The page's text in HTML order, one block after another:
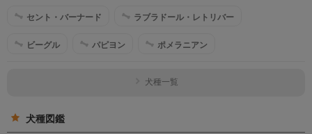
セント・バーナード ラブラドール・レトリバー
ビーグル パピヨン ポメラニアン
犬種一覧
犬種図鑑